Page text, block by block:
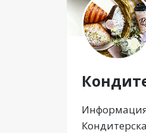
Информация